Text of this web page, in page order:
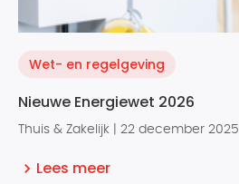
Wet- en regelgeving
Nieuwe Energiewet 2026
Thuis & Zakelijk | 22 december 2025
Lees meer